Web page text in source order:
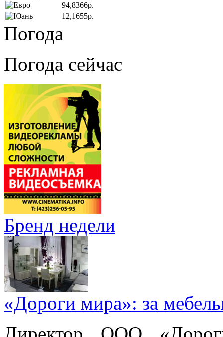
94,8366р.
12,1655р.
Погода
Погода сейчас
Бренд недели
«Дороги мира»: за